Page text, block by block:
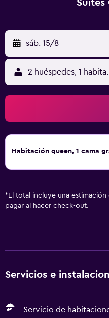
Suites
sáb. 15/8
2 huéspedes, 1
Habitación queen, 1 cama
* El total incluye una
pagar al hacer check-out.
Servicios e
Servicio de